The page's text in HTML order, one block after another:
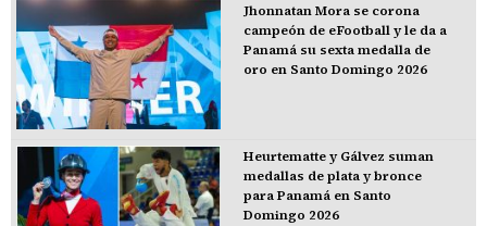
Jhonnatan Mora se corona
campeón de eFootball y le da a
Panamá su sexta medalla de
oro en Santo Domingo 2026
Heurtematte y Gálvez suman
medallas de plata y bronce
para Panamá en Santo
Domingo 2026